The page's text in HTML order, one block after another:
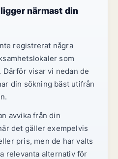
närmast din
registrerat några
som
visar vi nedan de
din sökning bäst utifrån
avvika från din
det gäller exempelvis
pris, men de har valts
relevanta alternativ för